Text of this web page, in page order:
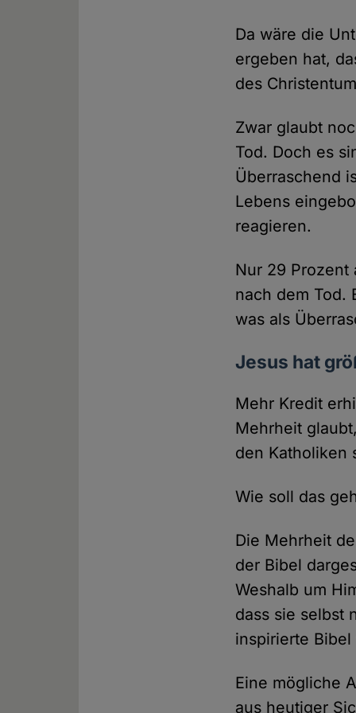
Da wäre die
ergeben hat,
des
Zwar glaubt
Tod. Doch es
Überraschend
Lebens
reagieren.
Nur 29 Prozent
nach dem Tod.
was als
Jesus hat
Mehr Kredit
Mehrheit
den Katholiken
Wie soll das
Die Mehrheit
der Bibel
Weshalb um
dass sie selbst
inspirierte Bibel
Eine mögliche
aus heutiger